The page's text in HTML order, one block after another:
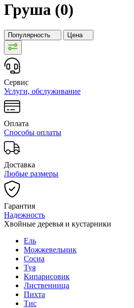
Груша (0)
Популярность Цена
Сервис
Услуги, обслуживание
Оплата
Способы оплаты
Доставка
Любые размеры
Гарантия
Надежность
Хвойные деревья и кустарники
Ель
Можжевельник
Сосна
Туя
Кипарисовик
Лиственница
Пихта
Тис